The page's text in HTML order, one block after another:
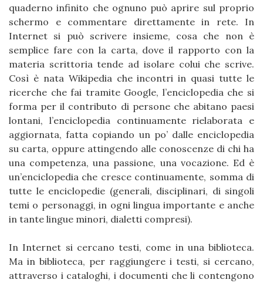
quaderno infinito che ognuno può aprire sul proprio
schermo e commentare direttamente in rete. In
Internet si può scrivere insieme, cosa che non è
semplice fare con la carta, dove il rapporto con la
materia scrittoria tende ad isolare colui che scrive.
Così è nata Wikipedia che incontri in quasi tutte le
ricerche che fai tramite Google, l’enciclopedia che si
forma per il contributo di persone che abitano paesi
lontani, l’enciclopedia continuamente rielaborata e
aggiornata, fatta copiando un po’ dalle enciclopedia
su carta, oppure attingendo alle conoscenze di chi ha
una competenza, una passione, una vocazione. Ed è
un’enciclopedia che cresce continuamente, somma di
tutte le enciclopedie (generali, disciplinari, di singoli
temi o personaggi, in ogni lingua importante e anche
in tante lingue minori, dialetti compresi).
In Internet si cercano testi, come in una biblioteca.
Ma in biblioteca, per raggiungere i testi, si cercano,
attraverso i cataloghi, i documenti che li contengono